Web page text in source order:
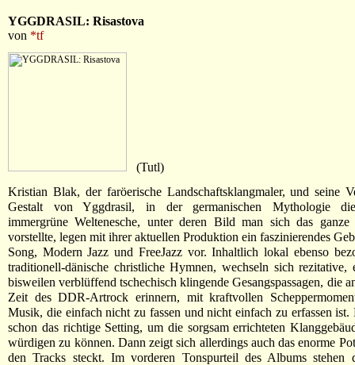
YGGDRASIL: Risastova
von *tf
(Tutl)
Kristian Blak, der faröerische Landschaftsklangmaler, und seine
Gestalt von Yggdrasil, in der germanischen Mythologie die
immergrüne Weltenesche, unter deren Bild man sich das ganze
vorstellte, legen mit ihrer aktuellen Produktion ein faszinierendes
Song, Modern Jazz und FreeJazz vor. Inhaltlich lokal ebenso
traditionell-dänische christliche Hymnen, wechseln sich rezitative,
bisweilen verblüffend tschechisch klingende Gesangspassagen, die
Zeit des DDR-Artrock erinnern, mit kraftvollen
Musik, die einfach nicht zu fassen und nicht einfach zu erfassen ist.
schon das richtige Setting, um die sorgsam errichteten
würdigen zu können. Dann zeigt sich allerdings auch das enorme
den Tracks steckt. Im vorderen Tonspurteil des Albums stehen